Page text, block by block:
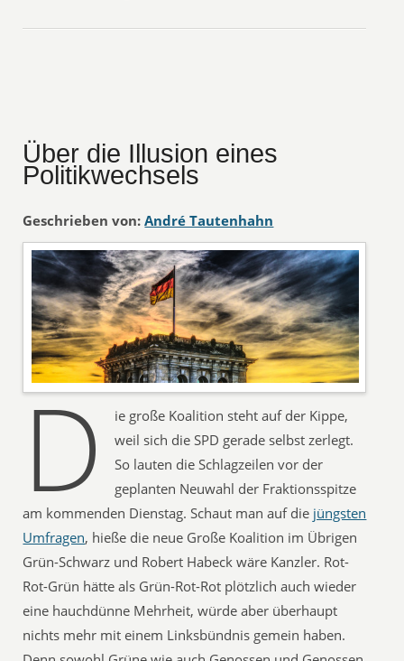
Über die Illusion eines
Politikwechsels
Geschrieben von: André Tautenhahn
D
ie große Koalition steht auf der Kippe,
weil sich die SPD gerade selbst zerlegt.
So lauten die Schlagzeilen vor der
geplanten Neuwahl der Fraktionsspitze
am kommenden Dienstag. Schaut man auf die jüngsten
Umfragen, hieße die neue Große Koalition im Übrigen
Grün-Schwarz und Robert Habeck wäre Kanzler. Rot-
Rot-Grün hätte als Grün-Rot-Rot plötzlich auch wieder
eine hauchdünne Mehrheit, würde aber überhaupt
nichts mehr mit einem Linksbündnis gemein haben.